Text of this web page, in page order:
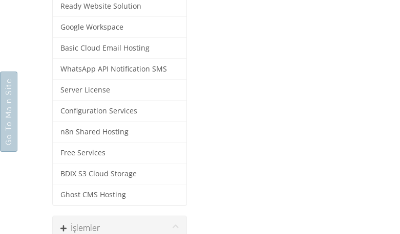
Ready Website Solution
Google Workspace
Basic Cloud Email Hosting
WhatsApp API Notification SMS
Server License
Configuration Services
n8n Shared Hosting
Free Services
BDIX S3 Cloud Storage
Ghost CMS Hosting
İşlemler
Go To Main Site